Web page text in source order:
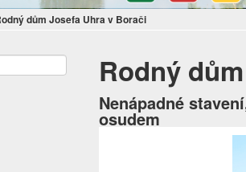
dům Josefa Uhra v Borači
Rodný
Nenápadné
osudem